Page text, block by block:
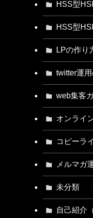
HSS型
HSS型
LPの作り
twitter運
web集客
オンライ
コピーラ
メルマガ
未分類
自己紹介